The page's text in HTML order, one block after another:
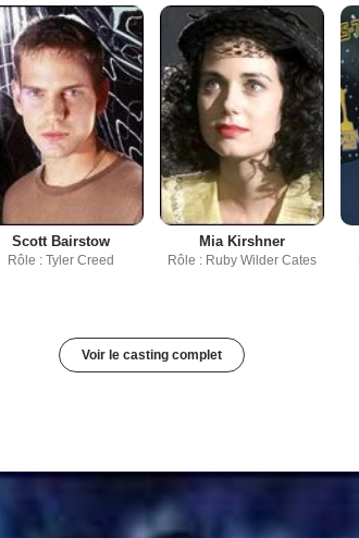
Scott Bairstow
Rôle : Tyler Creed
Mia Kirshner
Rôle : Ruby Wilder Cates
Voir le casting complet